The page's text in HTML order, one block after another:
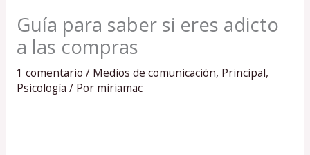
Guía para saber si eres adicto
a las compras
1 comentario / Medios de comunicación, Principal,
Psicología / Por miriamac